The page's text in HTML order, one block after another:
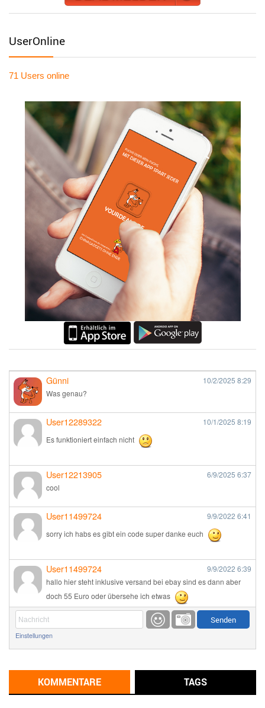
UserOnline
71 Users online
Günni 10/2/2025 8:29
Was genau?
User12289322 10/1/2025 8:19
Es funktioniert einfach nicht
User12213905 6/9/2025 6:37
cool
User11499724 9/9/2022 6:41
sorry ich habs es gibt ein code super danke euch
User11499724 9/9/2022 6:39
hallo hier steht inklusive versand bei ebay sind es dann aber
doch 55 Euro oder übersehe ich etwas
Günni 9/1/20226:17
Günni
Einstellungen
KOMMENTARE TAGS